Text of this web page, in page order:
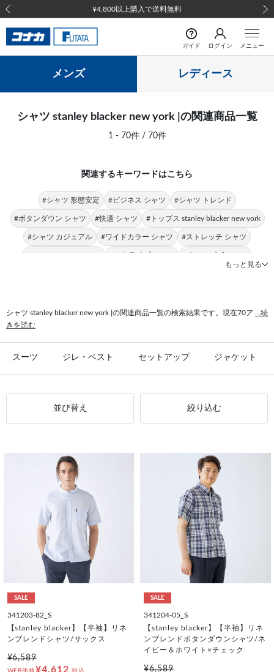
前の画像
ガイド ログイン メニュー
メンズ レディース
シャツ stanley blacker new york |の関連商品一覧
1 - 70件 / 70件
関連するキーワードはこちら
#シャツ 形態安定 #ビジネス シャツ #シャツ トレンド
#ボタンダウン シャツ #快適 シャツ #トップス stanley blacker new york
#シャツ カジュアル #ワイドカラー シャツ #ストレッチ シャツ
#ストライプ シャツ #クールビズ シャツ
#ボタンダウンシャツ stanley blacker new york
#スラックス stanley blacker new york
もっと見る
シャツ stanley blacker new york |の関連商品一覧の検索結果です。現在70ア
...続
きを読む
スーツ ジレ・ベスト セットアップ ジャケット
並び替え 絞り込む
SALE
341203-82_S
【stanley blacker】【半袖】リネ
ンブレンドシャツ/サックス
¥6,589
¥4,612
SALE
341204-05_S
【stanley blacker】【半袖】リネ
ンブレンドボタンダウンシャツ/ネ
イビー＆ホワイト×チェック
¥6,589